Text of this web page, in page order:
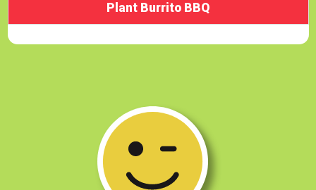
Plant Burrito BBQ